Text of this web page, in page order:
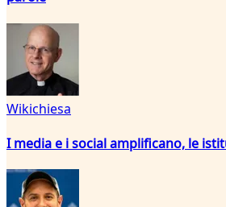
Wikichiesa
I media e i social amplificano, le